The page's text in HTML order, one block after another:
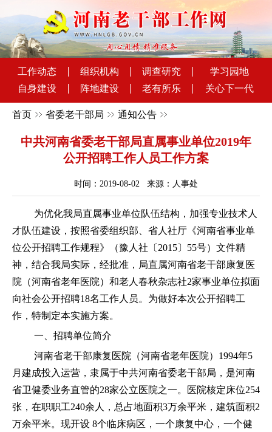
工作动态 组织机构 调查研究
学习园地
自身建设
阵地建设 老有所乐 关心下一代
首页 省委老干部局 通知公告
中共河南省委老干部局直属事业单位2019年
公开招聘工作人员工作方案
时间：2019-08-02 来源：人事处
为优化我局直属事业单位队伍结构，加强专业技术人
才队伍建设，按照省委组织部、省人社厅《河南省事业单
位公开招聘工作规程》（豫人社〔2015〕55号）文件精
神，结合我局实际，经批准，局直属河南省老干部康复医
院（河南省老年医院）和老人春秋杂志社2家事业单位拟面
向社会公开招聘18名工作人员。为做好本次公开招聘工
作，特制定本实施方案。
一、招聘单位简介
河南省老干部康复医院（河南省老年医院）1994年5
月建成投入运营，隶属于中共河南省委老干部局，是河南
省卫健委业务直管的28家公立医院之一。医院核定床位254
张，在职职工240余人，总占地面积3万余平米，建筑面积2
万余平米。现开设 8个临床病区，一个康复中心，一个健